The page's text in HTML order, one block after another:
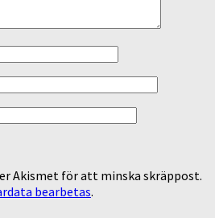
Akismet för att minska skräppost.
bearbetas.